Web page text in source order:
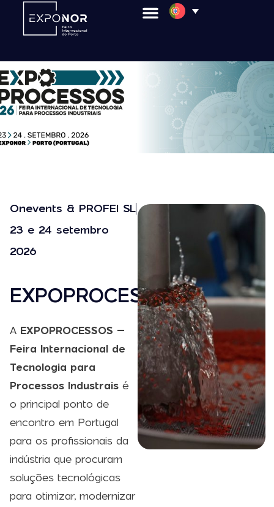
Onevents & PROFEI SL
23 e 24 setembro
2026
EXPOPROCESSOS
A EXPOPROCESSOS –
Feira Internacional de
Tecnologia para
Processos Industrais é
o principal ponto de
encontro em Portugal
para os profissionais da
indústria que procuram
soluções tecnológicas
para otimizar, modernizar